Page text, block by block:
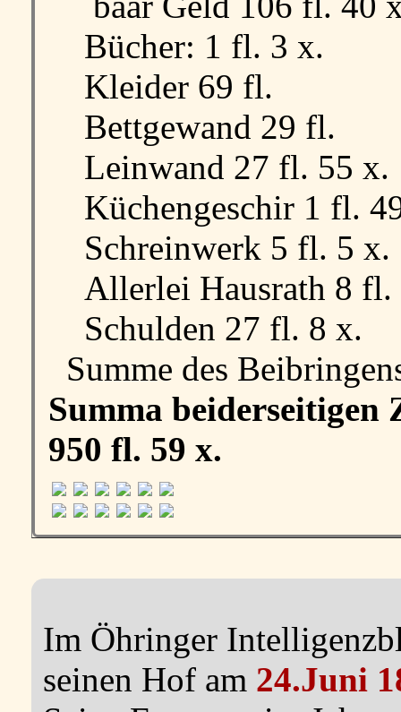
Bücher: 1 fl. 3 x.
Kleider 69 fl.
Bettgewand 29 fl.
Leinwand 27 fl. 55 x.
Küchengeschir 1 fl.
Schreinwerk 5 fl. 5 x.
Allerlei Hausrath 8 fl.
Schulden 27 fl. 8 x.
Summe des
Summa beiderseitigen
950 fl. 59 x.
Im Öhringer
seinen Hof am 24.Juni